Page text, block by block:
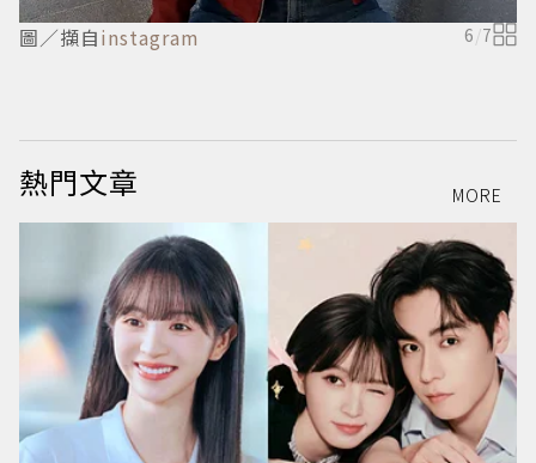
圖／擷自instagram 6/7
熱門文章 MORE